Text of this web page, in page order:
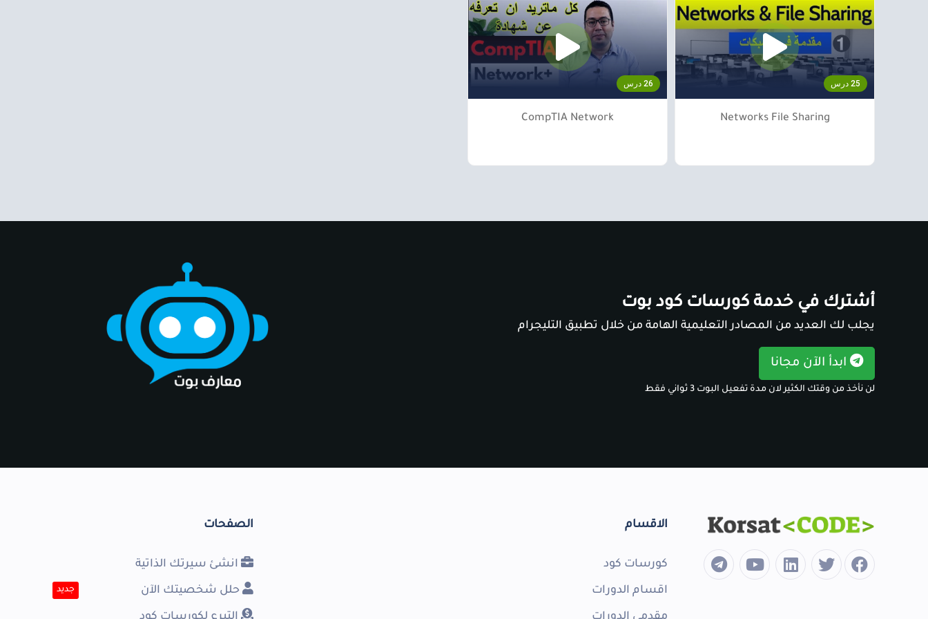
25 درس
Networks File Sharing
26 درس
CompTIA Network
أشترك في خدمة كورسات كود بوت
يجلب لك العديد من المصادر التعليمية الهامة من خلال تطبيق التليجرام
ابدأ الآن مجانا
لن نأخذ من وقتك الكثير لان مدة تفعيل البوت 3 ثواني فقط
الاقسام
كورسات كود
اقسام الدورات
الصفحات
انشئ سيرتك الذاتية
حلل شخصيتك الآن جديد